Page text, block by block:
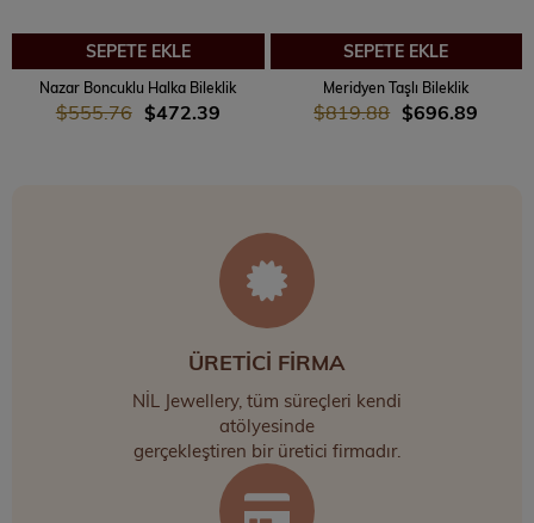
SEPETE EKLE
Nazar Boncuklu Halka Bileklik
$472.39
$555.76
SEPETE EKLE
Meridyen Taşlı Bileklik
$696.89
$819.88
ÜRETİCİ FİRMA
NİL Jewellery, tüm süreçleri kendi
atölyesinde
gerçekleştiren bir üretici firmadır.